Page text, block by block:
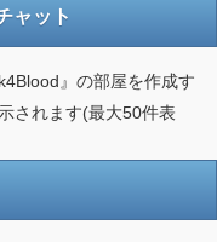
ャット
』の部屋を作成す
されます(最大50件表